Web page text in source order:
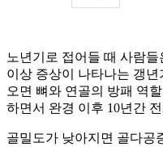
노년기로 접어들 때 사람
이상 증상이 나타나는 갱
오면 뼈와 연골의 방패 역
하면서 완경 이후 10년간
골밀도가 낮아지면 골다공